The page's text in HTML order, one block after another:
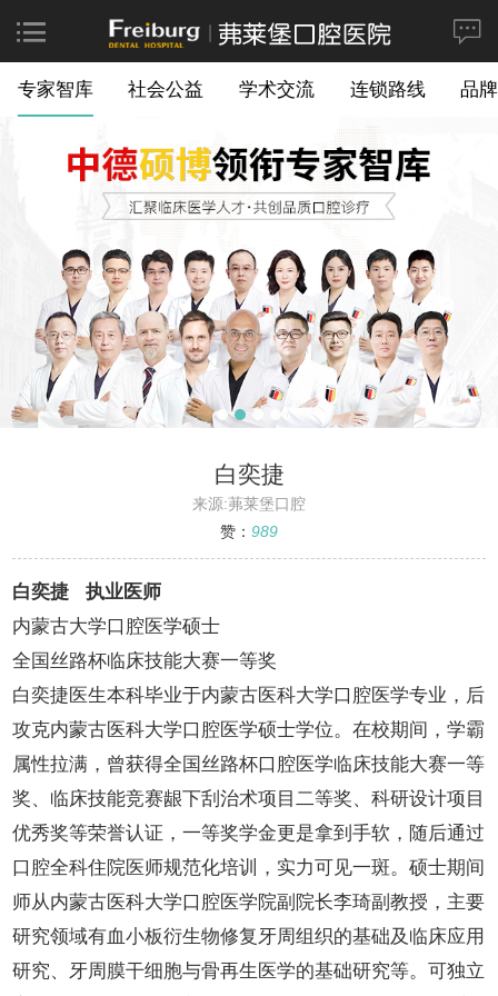
专家智库 社会公益 学术交流 连锁路线 品
白奕捷
来源:茀莱堡口腔
赞： 989
白奕捷 执业医师
内蒙古大学口腔医学硕士
全国丝路杯临床技能大赛一等奖
白奕捷医生本科毕业于内蒙古医科大学口腔医学专业，后
攻克内蒙古医科大学口腔医学硕士学位。在校期间，学霸
属性拉满，曾获得全国丝路杯口腔医学临床技能大赛一等
奖、临床技能竞赛龈下刮治术项目二等奖、科研设计项目
优秀奖等荣誉认证，一等奖学金更是拿到手软，随后通过
口腔全科住院医师规范化培训，实力可见一斑。硕士期间
师从内蒙古医科大学口腔医学院副院长李琦副教授，主要
研究领域有血小板衍生物修复牙周组织的基础及临床应用
研究、牙周膜干细胞与骨再生医学的基础研究等。可独立